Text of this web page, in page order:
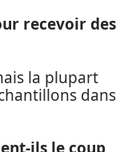
recevoir des
la plupart
dans